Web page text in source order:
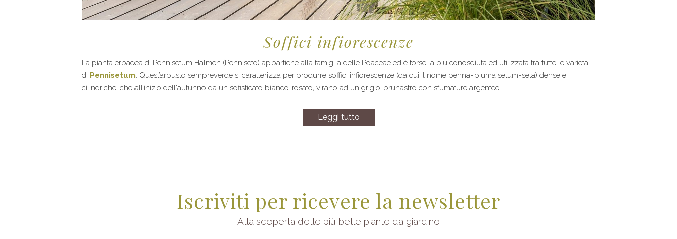
Soffici infiorescenze
La pianta erbacea di Pennisetum Halmen (Penniseto) appartiene alla famiglia delle Poaceae ed è forse la più conosciuta ed utilizzata tra tutte le varieta'
di Pennisetum . Quest’arbusto sempreverde si caratterizza per produrre soffici infiorescenze (da cui il nome penna=piuma setum=seta) dense e
cilindriche, che all’inizio dell'autunno da un sofisticato bianco-rosato, virano ad un grigio-brunastro con sfumature argentee.
Leggi tutto
Iscriviti per ricevere la newsletter
Alla scoperta delle più belle piante da giardino